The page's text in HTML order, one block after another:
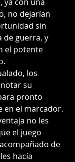
no dejarían
sin
de guerra, y
el potente
su
pronto
en el marcador.
no les
el juego
de
hacía